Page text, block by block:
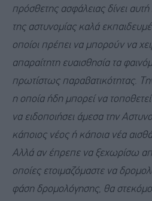
πρόσθετης ασφάλειας δίνει αυτή
της αστυνομίας καλά
οποίοι πρέπει να μπορούν να
απαραίτητη ευαισθησία τα
πρωτίστως παραβατικότητας.
η οποία ήδη μπορεί να
να ειδοποιήσει άμεσα την
κάποιος νέος ή κάποια νέα
Αλλά αν έπρεπε να ξεχωρίσω
οποίες ετοιμαζόμαστε να
φάση δρομολόγησης, θα